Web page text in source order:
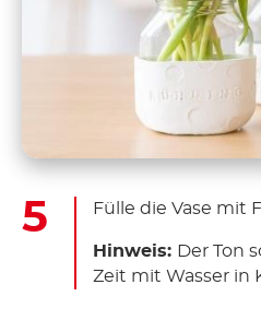
Fülle die Vase mit
Hinweis: Der Ton
Zeit mit Wasser in